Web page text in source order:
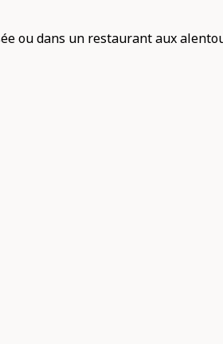
ou dans un restaurant aux